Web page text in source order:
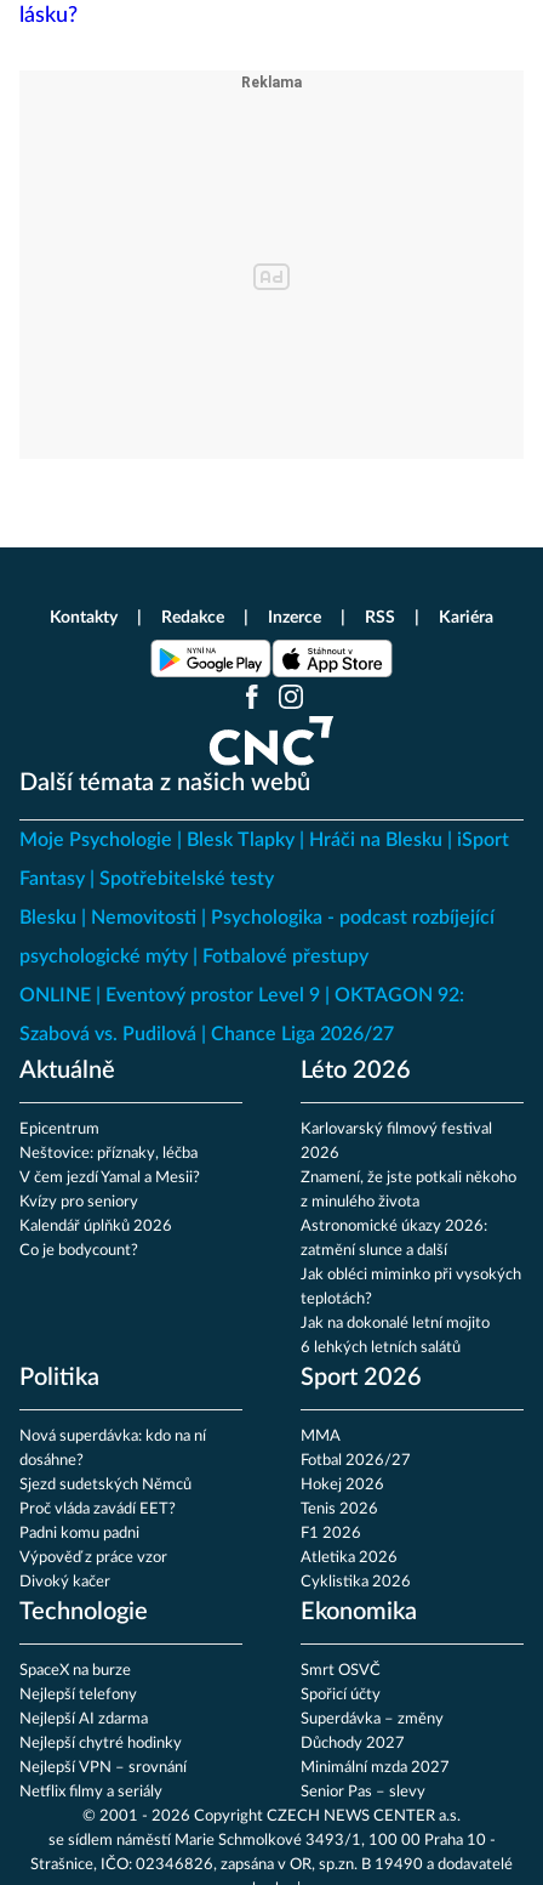
Další témata z našich webů
Moje Psychologie Blesk Tlapky Hráči na Blesku
iSport
Fantasy
Spotřebitelské testy
Blesku
Nemovitosti
Psychologika - podcast rozbíjející
psychologické mýty
Fotbalové přestupy
ONLINE
Eventový prostor Level 9
OKTAGON 92:
Szabová vs. Pudilová
Chance Liga 2026/27
Aktuálně
Epicentrum
Neštovice: příznaky, léčba
V čem jezdí Yamal a Mesii?
Kvízy pro seniory
Kalendář úplňků 2026
Co je bodycount?
Léto 2026
Karlovarský filmový festival
2026
Znamení, že jste potkali někoho
z minulého života
Astronomické úkazy 2026:
zatmění slunce a další
Jak obléci miminko při vysokých
teplotách?
Jak na dokonalé letní mojito
6 lehkých letních salátů
Politika
Nová superdávka: kdo na ní
dosáhne?
Sjezd sudetských Němců
Proč vláda zavádí EET?
Padni komu padni
Výpověď z práce vzor
Divoký kačer
Sport 2026
MMA
Fotbal 2026/27
Hokej 2026
Tenis 2026
F1 2026
Atletika 2026
Cyklistika 2026
Technologie
SpaceX na burze
Nejlepší telefony
Nejlepší AI zdarma
Nejlepší chytré hodinky
Nejlepší VPN – srovnání
Netflix filmy a seriály
Ekonomika
Smrt OSVČ
Spořicí účty
Superdávka – změny
Důchody 2027
Minimální mzda 2027
Senior Pas – slevy
Kontakty Redakce Inzerce RSS Kariéra
© 2001 - 2026 Copyright CZECH NEWS CENTER a.s.
se sídlem náměstí Marie Schmolkové 3493/1, 100 00 Praha 10 -
Strašnice, IČO: 02346826, zapsána v OR, sp.zn. B 19490 a dodavatelé